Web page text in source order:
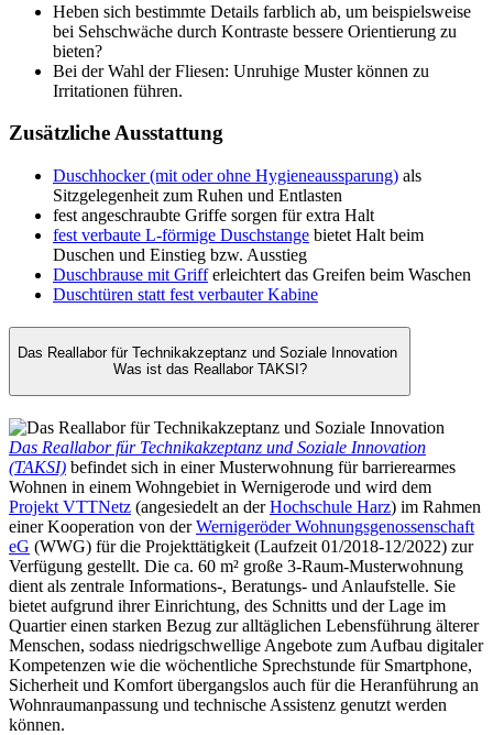
Heben sich bestimmte Details farblich ab, um beispielsweise
bei Sehschwäche durch Kontraste bessere Orientierung zu
bieten?
Bei der Wahl der Fliesen: Unruhige Muster können zu
Irritationen führen.
Zusätzliche Ausstattung
Duschhocker (mit oder ohne Hygieneaussparung) als
Sitzgelegenheit zum Ruhen und Entlasten
fest angeschraubte Griffe sorgen für extra Halt
fest verbaute L-förmige Duschstange bietet Halt beim
Duschen und Einstieg bzw. Ausstieg
Duschbrause mit Grifferleichtert das Greifen beim Waschen
Duschtüren statt fest verbauter Kabine
Das Reallabor für Technikakzeptanz und Soziale Innovation
Was ist das Reallabor TAKSI?
Das Reallabor für Technikakzeptanz und Soziale Innovation
(TAKSI) befindet sich in einer Musterwohnung für barrierearmes
Wohnen in einem Wohngebiet in Wernigerode und wird dem
Projekt VTTNetz (angesiedelt an derHochschule Harz) im Rahmen
einer Kooperation von derWernigeröder Wohnungsgenossenschaft
eG (WWG) für die Projekttätigkeit (Laufzeit 01/2018-12/2022) zur
Verfügung gestellt. Die ca. 60 m² große 3-Raum-Musterwohnung
dient als zentrale Informations-, Beratungs- und Anlaufstelle. Sie
bietet aufgrund ihrer Einrichtung, des Schnitts und der Lage im
Quartier einen starken Bezug zur alltäglichen Lebensführung älterer
Menschen, sodass niedrigschwellige Angebote zum Aufbau digitaler
Kompetenzen wie die wöchentliche Sprechstunde für Smartphone,
Sicherheit und Komfort übergangslos auch für die Heranführung an
Wohnraumanpassung und technische Assistenz genutzt werden
können.